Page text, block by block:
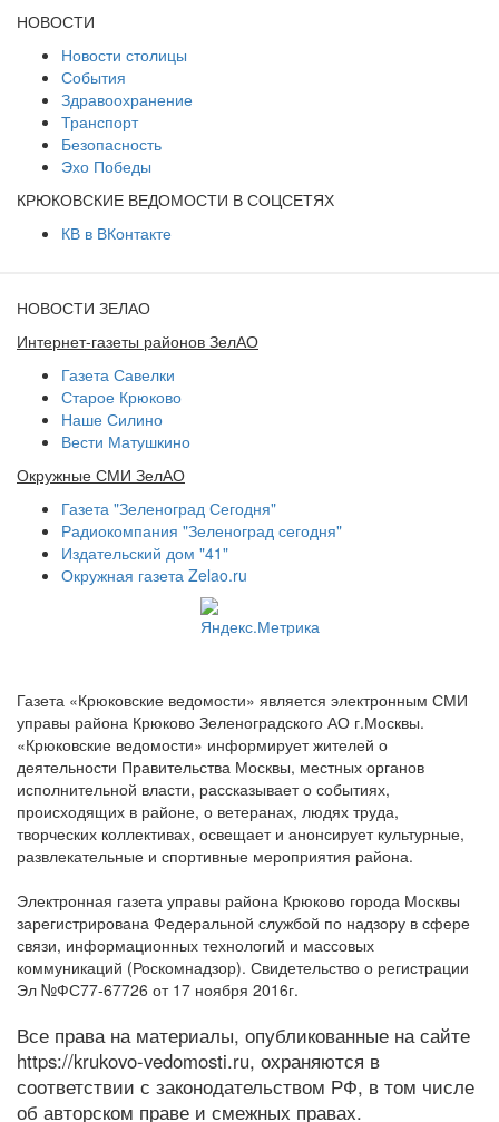
НОВОСТИ
Новости столицы
События
Здравоохранение
Транспорт
Безопасность
Эхо Победы
КРЮКОВСКИЕ ВЕДОМОСТИ В СОЦСЕТЯХ
КВ в ВКонтакте
НОВОСТИ ЗЕЛАО
Интернет-газеты районов ЗелАО
Газета Савелки
Старое Крюково
Наше Силино
Вести Матушкино
Окружные СМИ ЗелАО
Газета "Зеленоград Сегодня"
Радиокомпания "Зеленоград сегодня"
Издательский дом "41"
Окружная газета Zelao.ru
Газета «Крюковские ведомости» является электронным СМИ
управы района Крюково Зеленоградского АО г.Москвы.
«Крюковские ведомости» информирует жителей о
деятельности Правительства Москвы, местных органов
исполнительной власти, рассказывает о событиях,
происходящих в районе, о ветеранах, людях труда,
творческих коллективах, освещает и анонсирует культурные,
развлекательные и спортивные мероприятия района.
Электронная газета управы района Крюково города Москвы
зарегистрирована Федеральной службой по надзору в сфере
связи, информационных технологий и массовых
коммуникаций (Роскомнадзор). Свидетельство о регистрации
Эл №ФС77-67726 от 17 ноября 2016г.
Все права на материалы, опубликованные на сайте
https://krukovo-vedomosti.ru, охраняются в
соответствии с законодательством РФ, в том числе
об авторском праве и смежных правах.